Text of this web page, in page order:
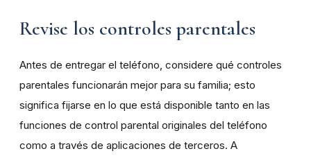
Revise los controles parentales
Antes de entregar el teléfono, considere qué controles
parentales funcionarán mejor para su familia; esto
significa fijarse en lo que está disponible tanto en las
funciones de control parental originales del teléfono
como a través de aplicaciones de terceros. A